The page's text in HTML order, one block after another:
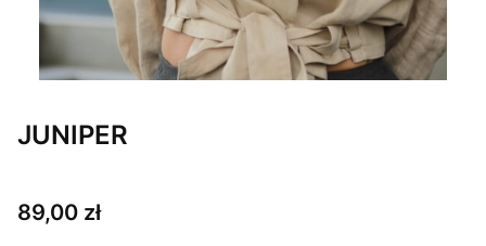
JUNIPER
Cena
89,00 zł